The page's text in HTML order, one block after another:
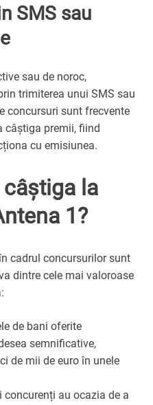
SMS sau
sau de noroc,
trimiterea unui SMS sau
concursuri sunt frecvente
câștiga premii, fiind
cu emisiunea.
la
1?
cadrul concursurilor sunt
dintre cele mai valoroase
de bani oferite
semnificative,
de mii de euro în unele
concurenți au ocazia de a